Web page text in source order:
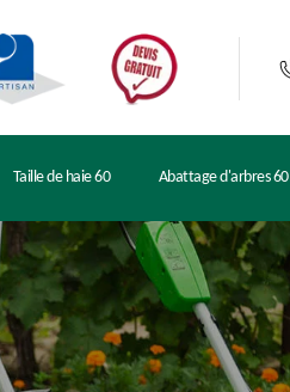
Taille de haie 60 Abattage d'arbres 60